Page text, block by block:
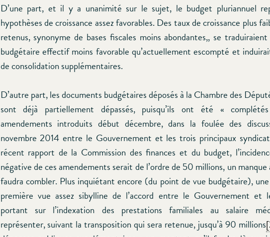
D’une part, et il y a unanimité sur le sujet, le budget pluriannuel
hypothèses de croissance assez favorables. Des taux de croissance plus
retenus, synonyme de bases fiscales moins abondantes,, se
budgétaire effectif moins favorable qu’actuellement escompté et
de consolidation supplémentaires.
D’autre part, les documents budgétaires déposés à la Chambre des
sont déjà partiellement dépassés, puisqu’ils ont été «
amendements introduits début décembre, dans la foulée des
novembre 2014 entre le Gouvernement et les trois principaux
récent rapport de la Commission des finances et du budget,
négative de ces amendements serait de l’ordre de 50 millions, un manque
faudra combler. Plus inquiétant encore (du point de vue budgétaire),
première vue assez sibylline de l’accord entre le Gouvernement et
portant sur l’indexation des prestations familiales au salaire
représenter, suivant la transposition qui sera retenue, jusqu’à 90 millions